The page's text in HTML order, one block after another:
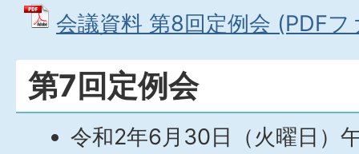
会議資料 第8回定例会 (PDF
第7回定例会
令和2年6月30日（火曜日）